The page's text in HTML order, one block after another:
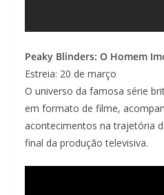
Peaky Blinders: O Homem
Estreia: 20 de março
O universo da famosa série
em formato de filme,
acontecimentos na trajetória
final da produção televisiva.